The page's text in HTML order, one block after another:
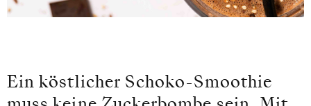
Ein köstlicher Schoko-Smoothie